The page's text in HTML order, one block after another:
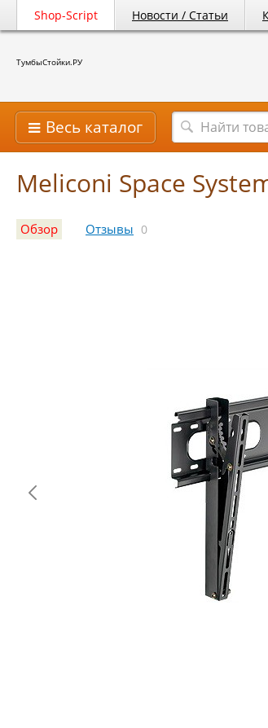
Shop-Script Новости / Статьи
ТумбыСтойки.РУ
Весь каталог
Meliconi Space
Обзор Отзывы 0